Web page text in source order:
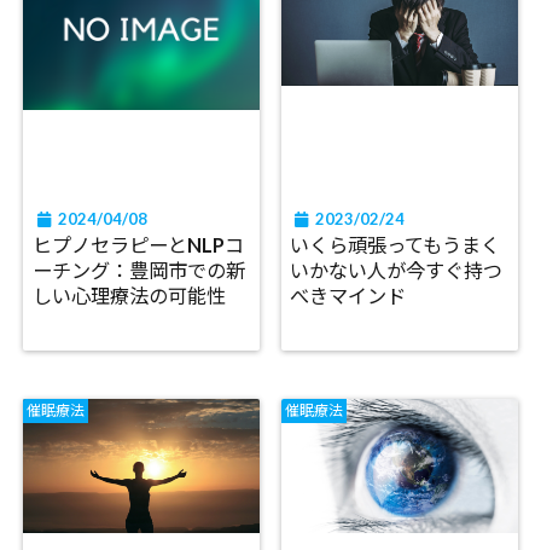
2024/04/08
ヒプノセラピーとNLPコ
ーチング：豊岡市での新
しい心理療法の可能性
2023/02/24
いくら頑張ってもうまく
いかない人が今すぐ持つ
べきマインド
催眠療法 催眠療法